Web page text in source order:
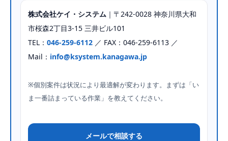
株式会社ケイ・システム ｜〒242-0028 神奈川県大和
市桜森2丁目3-15 三井ビル101
TEL： 046-259-6112 ／ FAX：046-259-6113 ／
Mail： info@ksystem.kanagawa.jp
※個別案件は状況により最適解が変わります。まずは「い
ま一番詰まっている作業」を教えてください。
メールで相談する